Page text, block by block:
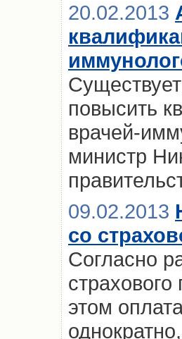
20.02.2013
повысить
врачей-
министр
09.02.2013
со
Согласно
этом